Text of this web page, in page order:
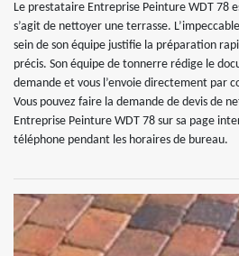
Le prestataire Entreprise Peinture WDT 78
s’agit de nettoyer une terrasse.
sein de son équipe justifie la préparation
précis. Son équipe de tonnerre rédige le
demande et vous l’envoie directement par
Vous pouvez faire la demande de devis de
Entreprise Peinture WDT 78 sur sa page
téléphone pendant les horaires de bureau.